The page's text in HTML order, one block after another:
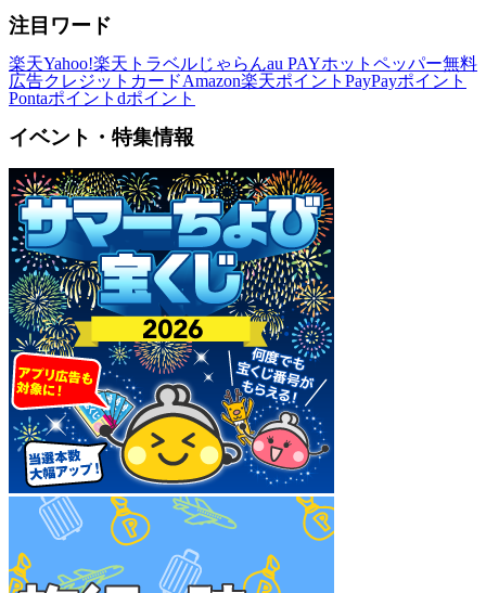
注目ワード
楽天Yahoo!楽天トラベルじゃらんau PAYホットペッパー無料
広告クレジットカードAmazon楽天ポイント PayPayポイント
Pontaポイント dポイント
イベント・特集情報